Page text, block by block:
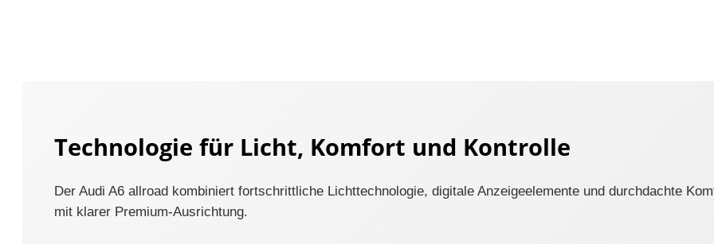
Technologie für Licht, Komfort und Kontrolle
Der Audi A6 allroad kombiniert fortschrittliche Lichttechnologie, digitale Anzeigeelemente und durchdachte
mit klarer Premium-Ausrichtung.